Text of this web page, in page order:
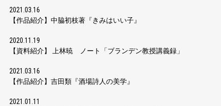
2021.03.16
【作品紹介】中脇初枝著『きみはいい子』
2020.11.19
【資料紹介】 上林暁 ノート「ブランデン教授講義録」
2021.03.16
【作品紹介】吉田類『酒場詩人の美学』
2021.01.11